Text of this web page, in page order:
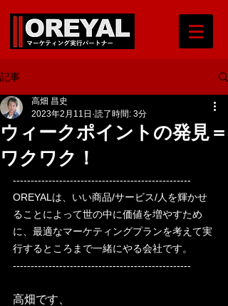
記事
ウィークポイントの発見＝
ワクワク！
高畑 昌史
2023年2月11日 読了時間: 3分
‐‐‐‐‐‐‐‐‐‐‐‐‐‐‐‐‐‐‐‐‐‐‐‐‐‐‐‐‐‐‐‐‐‐‐‐‐‐‐‐‐‐‐‐‐‐‐‐‐‐
OREYALは、いい商品/サービス/人を輝かせ
ることによって世の中に価値を増やすため
に、最適なマーケティングプランを考えて実
行するところまで一緒にやる会社です。
‐‐‐‐‐‐‐‐‐‐‐‐‐‐‐‐‐‐‐‐‐‐‐‐‐‐‐‐‐‐‐‐‐‐‐‐‐‐‐‐‐‐‐‐‐‐‐‐‐‐
高畑です、